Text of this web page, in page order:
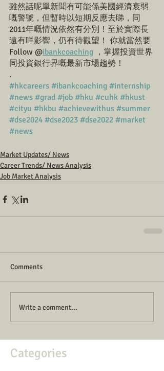
雖然話呢單新聞有可能係美國經濟衰弱
嘅警號，但暫時以短期反應去睇，同
2011年嘅情況依然有分別！至於實際長
遠有咩影響，仍有待觀望！ 你就當然要
Follow @ibankcoaching ，掌握投資世界
同投資銀行界嘅最新市場趨勢！
.
#hkcareers #ibankcoaching #internship
#news #grad #job #hku #cuhk #hkust
#cityu #hkbu #achievewithus #summer
#dse2024 #dse2023 #dse2022 #market
#news
Market Updates/ News
Career Trends/ News Analysis
Job Market Analysis
Comments
Write a comment...
Categories